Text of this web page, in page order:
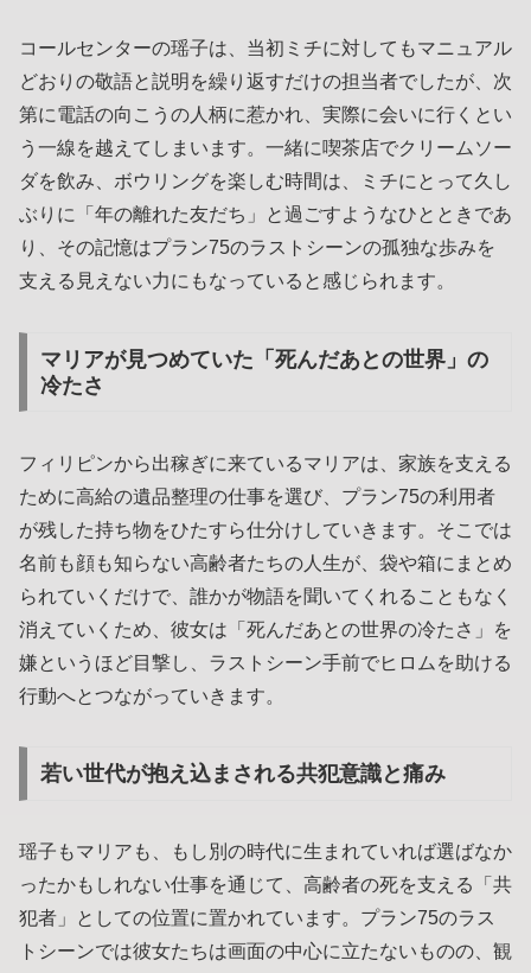
コールセンターの瑶子は、当初ミチに対してもマニュアル
どおりの敬語と説明を繰り返すだけの担当者でしたが、次
第に電話の向こうの人柄に惹かれ、実際に会いに行くとい
う一線を越えてしまいます。一緒に喫茶店でクリームソー
ダを飲み、ボウリングを楽しむ時間は、ミチにとって久し
ぶりに「年の離れた友だち」と過ごすようなひとときであ
り、その記憶はプラン75のラストシーンの孤独な歩みを
支える見えない力にもなっていると感じられます。
マリアが見つめていた「死んだあとの世界」の
冷たさ
フィリピンから出稼ぎに来ているマリアは、家族を支える
ために高給の遺品整理の仕事を選び、プラン75の利用者
が残した持ち物をひたすら仕分けしていきます。そこでは
名前も顔も知らない高齢者たちの人生が、袋や箱にまとめ
られていくだけで、誰かが物語を聞いてくれることもなく
消えていくため、彼女は「死んだあとの世界の冷たさ」を
嫌というほど目撃し、ラストシーン手前でヒロムを助ける
行動へとつながっていきます。
若い世代が抱え込まされる共犯意識と痛み
瑶子もマリアも、もし別の時代に生まれていれば選ばなか
ったかもしれない仕事を通じて、高齢者の死を支える「共
犯者」としての位置に置かれています。プラン75のラス
トシーンでは彼女たちは画面の中心に立たないものの、観